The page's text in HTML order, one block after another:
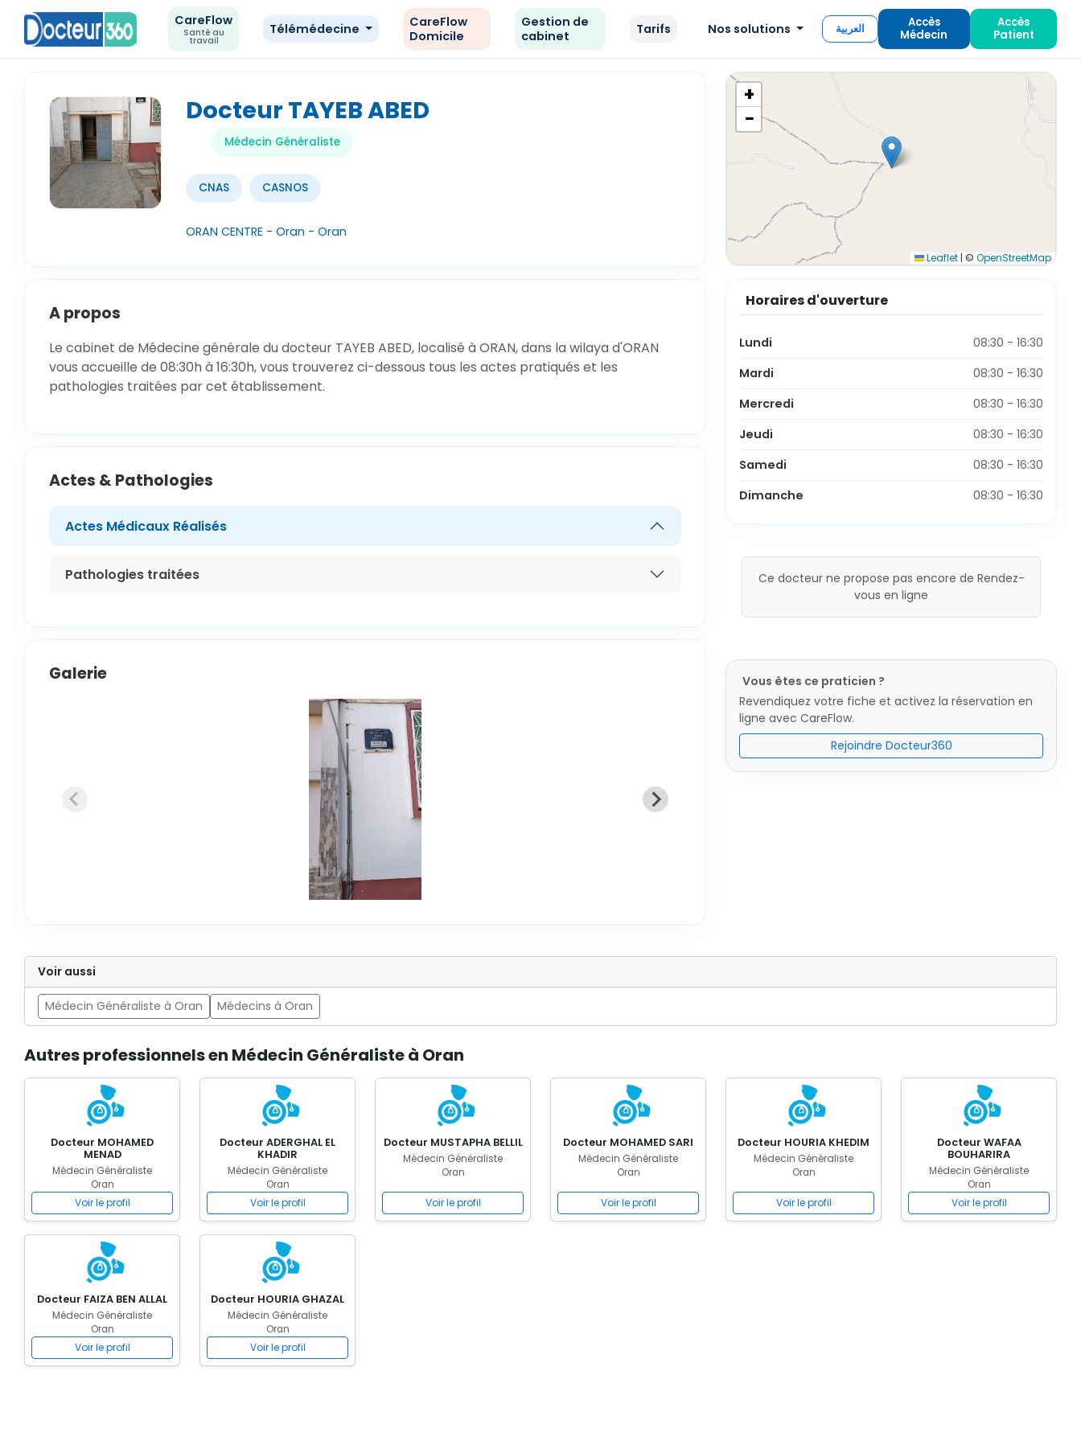
CareFlow
Santé au
travail
Télémédecine
CareFlow
Domicile
Gestion de
cabinet
Tarifs Nos solutions العربية
Accès
Médecin
Accès
Patient
Docteur TAYEB ABED
Médecin Généraliste
CNAS CASNOS
ORAN CENTRE - Oran - Oran
+
−
Leaflet | © OpenStreetMap
A propos
Le cabinet de Médecine générale du docteur TAYEB ABED, localisé à ORAN, dans la wilaya d'ORAN
vous accueille de 08:30h à 16:30h, vous trouverez ci-dessous tous les actes pratiqués et les
pathologies traitées par cet établissement.
Actes & Pathologies
Actes Médicaux Réalisés
Pathologies traitées
Galerie
Horaires d'ouverture
Lundi
08:30 - 16:30
Mardi
08:30 - 16:30
Mercredi
08:30 - 16:30
Jeudi
08:30 - 16:30
Samedi
08:30 - 16:30
Dimanche
08:30 - 16:30
Ce docteur ne propose pas encore de Rendez-
vous en ligne
Vous êtes ce praticien ?
Revendiquez votre fiche et activez la réservation en
ligne avec CareFlow.
Rejoindre Docteur360
Voir aussi
Médecin Généraliste à Oran Médecins à Oran
Autres professionnels en Médecin Généraliste à Oran
Docteur MOHAMED
MENAD
Médecin Généraliste
Oran
Voir le profil
Docteur ADERGHAL EL
KHADIR
Médecin Généraliste
Oran
Voir le profil
Docteur MUSTAPHA BELLIL
Médecin Généraliste
Oran
Voir le profil
Docteur MOHAMED SARI
Médecin Généraliste
Oran
Voir le profil
Docteur HOURIA KHEDIM
Médecin Généraliste
Oran
Voir le profil
Docteur WAFAA
BOUHARIRA
Médecin Généraliste
Oran
Voir le profil
Docteur FAIZA BEN ALLAL
Médecin Généraliste
Oran
Voir le profil
Docteur HOURIA GHAZAL
Médecin Généraliste
Oran
Voir le profil